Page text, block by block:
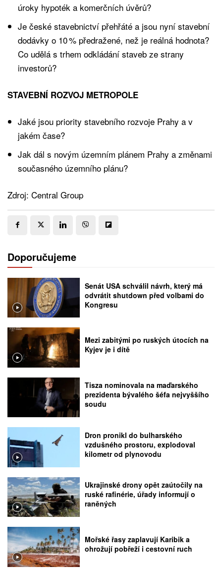
úroky hypoték a komerčních úvěrů?
Je české stavebnictví přehřáté a jsou nyní stavební
dodávky o 10 % předražené, než je reálná hodnota?
Co udělá s trhem odkládání staveb ze strany
investorů?
STAVEBNÍ ROZVOJ METROPOLE
Jaké jsou priority stavebního rozvoje Prahy a v
jakém čase?
Jak dál s novým územním plánem Prahy a změnami
současného územního plánu?
Zdroj: Central Group
Doporučujeme
Senát USA schválil návrh, který má
odvrátit shutdown před volbami do
Kongresu
Mezi zabitými po ruských útocích na
Kyjev je i dítě
Tisza nominovala na maďarského
prezidenta bývalého šéfa nejvyššího
soudu
Dron pronikl do bulharského
vzdušného prostoru, explodoval
kilometr od plynovodu
Ukrajinské drony opět zaútočily na
ruské rafinérie, úřady informují o
raněných
Mořské řasy zaplavují Karibik a
ohrožují pobřeží i cestovní ruch